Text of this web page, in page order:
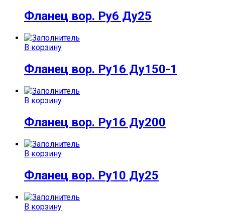
Фланец вор. Ру6 Ду25
В корзину
Фланец вор. Ру16 Ду150-1
В корзину
Фланец вор. Ру16 Ду200
В корзину
Фланец вор. Ру10 Ду25
В корзину